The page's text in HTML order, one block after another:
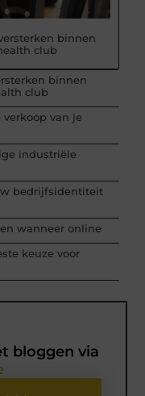
binnen
club
binnen
club
van je
industriële
bedrijfsidentiteit
wanneer online
keuze voor
bloggen via